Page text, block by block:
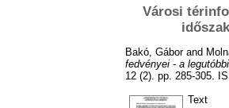
Városi
Bakó, Gáborand
fedvényei - a
12 (2). pp. 285-305.
Text